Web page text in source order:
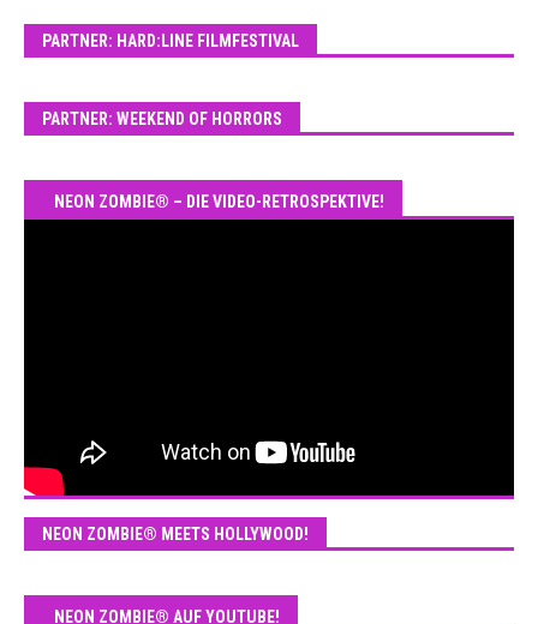
PARTNER: HARD:LINE FILMFESTIVAL
PARTNER: WEEKEND OF HORRORS
NEON ZOMBIE® – DIE VIDEO-RETROSPEKTIVE!
NEON ZOMBIE® MEETS HOLLYWOOD!
NEON ZOMBIE® AUF YOUTUBE!